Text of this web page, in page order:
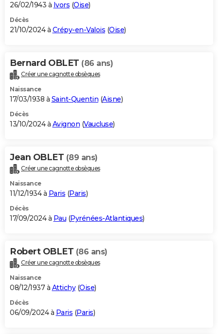
26/02/1943 à Ivors (Oise)
Décès
21/10/2024 à Crépy-en-Valois (Oise)
Bernard OBLET (86 ans)
Créer une cagnotte obsèques
Naissance
17/03/1938 à Saint-Quentin (Aisne)
Décès
13/10/2024 à Avignon (Vaucluse)
Jean OBLET (89 ans)
Créer une cagnotte obsèques
Naissance
11/12/1934 à Paris (Paris)
Décès
17/09/2024 à Pau (Pyrénées-Atlantiques)
Robert OBLET (86 ans)
Créer une cagnotte obsèques
Naissance
08/12/1937 à Attichy(Oise)
Décès
06/09/2024 à Paris (Paris)